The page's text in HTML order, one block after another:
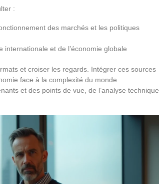
:
des marchés et les politiques
internationale et de l’économie globale
et croiser les regards. Intégrer ces sources
face à la complexité du monde
et des points de vue, de l’analyse technique